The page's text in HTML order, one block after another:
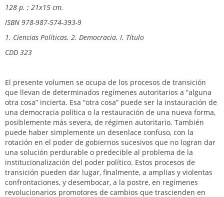
128 p. ; 21x15 cm.
ISBN 978-987-574-393-9
1. Ciencias Políticas. 2. Democracia. I. Título
CDD 323
El presente volumen se ocupa de los procesos de transición
que llevan de determinados regímenes autoritarios a “alguna
otra cosa” incierta. Esa “otra cosa” puede ser la instauración de
una democracia política o la restauración de una nueva forma,
posiblemente más severa, de régimen autoritario. También
puede haber simplemente un desenlace confuso, con la
rotación en el poder de gobiernos sucesivos que no logran dar
una solución perdurable o predecible al problema de la
institucionalización del poder político. Estos procesos de
transición pueden dar lugar, finalmente, a amplias y violentas
confrontaciones, y desembocar, a la postre, en regímenes
revolucionarios promotores de cambios que trascienden en